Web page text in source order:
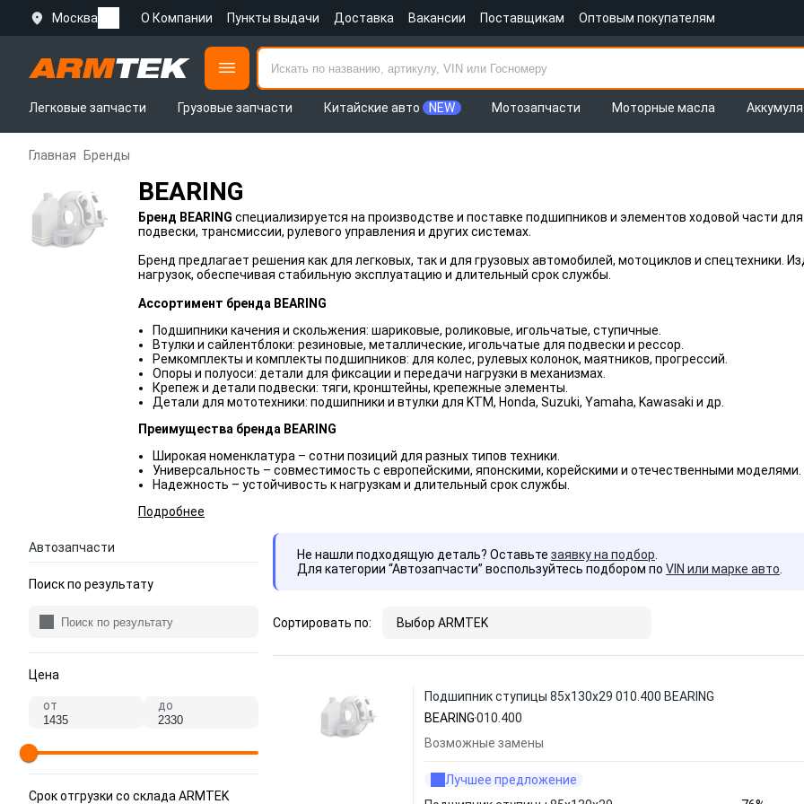
Москва О Компании Пункты выдачи Доставка Вакансии Поставщикам Оптовым покупателям
Легковые запчасти
Грузовые запчасти Китайские авто NEW Мотозапчасти Моторные масла
Главная Бренды
BEARING
Бренд BEARING специализируется на производстве и поставке подшипников и элементов ходовой части
подвески, трансмиссии, рулевого управления и других системах.
Бренд предлагает решения как для легковых, так и для грузовых автомобилей, мотоциклов и спецтехники.
нагрузок, обеспечивая стабильную эксплуатацию и длительный срок службы.
Ассортимент бренда BEARING
Подшипники качения и скольжения: шариковые, роликовые, игольчатые, ступичные.
Втулки и сайлентблоки: резиновые, металлические, игольчатые для подвески и рессор.
Ремкомплекты и комплекты подшипников: для колес, рулевых колонок, маятников, прогрессий.
Опоры и полуоси: детали для фиксации и передачи нагрузки в механизмах.
Крепеж и детали подвески: тяги, кронштейны, крепежные элементы.
Детали для мототехники: подшипники и втулки для KTM, Honda, Suzuki, Yamaha, Kawasaki и др.
Преимущества бренда BEARING
Широкая номенклатура – сотни позиций для разных типов техники.
Универсальность – совместимость с европейскими, японскими, корейскими и отечественными моделями.
Надежность – устойчивость к нагрузкам и длительный срок службы.
Подробнее
Автозапчасти
Поиск по результату
Цена
от до
Срок отгрузки со склада ARMTEK
Не нашли подходящую деталь? Оставьте заявку на подбор
Для категории “Автозапчасти” воспользуйтесь подбором по VIN или марке авто
Сортировать по: Выбор ARMTEK
Подшипник ступицы 85x130x29 010.400 BEARING
BEARING010.400
Возможные замены
Лучшее предложение